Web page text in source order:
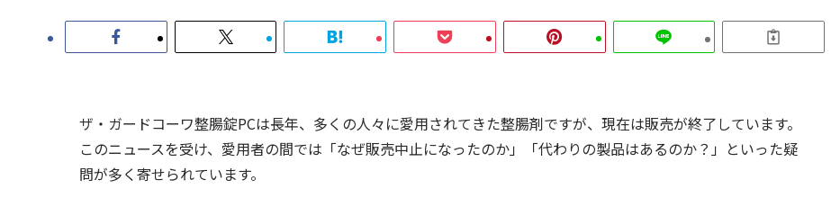
ザ・ガードコーワ整腸錠PCは長年、多くの人々に愛用されてきた整腸剤ですが、現在は販売が終了しています。
このニュースを受け、愛用者の間では「なぜ販売中止になったのか」「代わりの製品はあるのか？」といった疑
問が多く寄せられています。